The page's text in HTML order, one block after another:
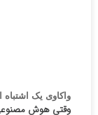
واکاوی یک
وقتی هوش مصنوعی